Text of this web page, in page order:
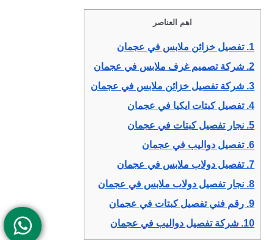
اهم العناصر
1. تفصيل خزائن ملابس في عجمان
2. شركة تصميم غرف ملابس في عجمان
3. شركة تفصيل خزائن ملابس في عجمان
4. تفصيل كبتات ايكيا في عجمان
5. نجار تفصيل كبتات في عجمان
6. تفصيل دواليب في عجمان
7. تفصيل دولاب ملابس في عجمان
8. نجار تفصيل دولاب ملابس في عجمان
9. رقم فني تفصيل كبتات في عجمان
10. شركة تفصيل دواليب في عجمان